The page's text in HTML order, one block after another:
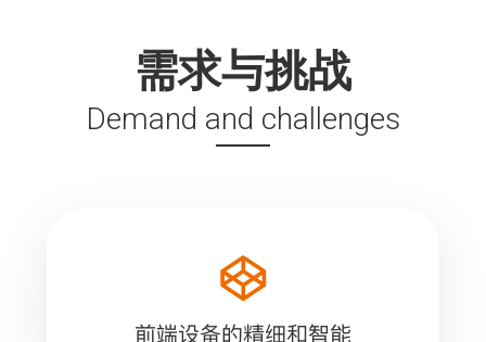
需求与挑战
Demand and challenges